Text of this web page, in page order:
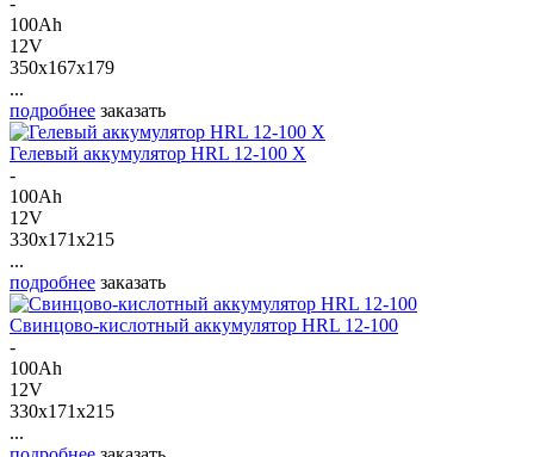
100Ah
12V
350x167x179
...
подробнее заказать
Гелевый аккумулятор HRL 12-100 X
-
100Ah
12V
330x171x215
...
подробнее заказать
Свинцово-кислотный аккумулятор HRL 12-100
-
100Ah
12V
330x171x215
...